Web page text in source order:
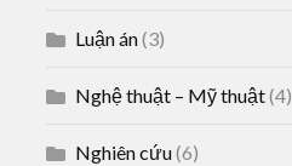
Luận án(3)
Nghệ thuật – Mỹ thuật(4)
Nghiên cứu(6)